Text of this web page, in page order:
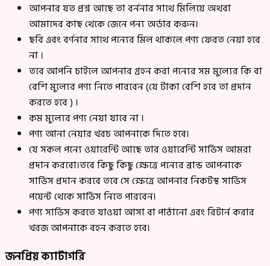
আপনার যত প্রশ্ন আছে তা বর্ননার সাথে মিলিয়ে অথবা
আমাদের কাছ থেকে জেনে পন্য অর্ডার করুন।
ছবি এবং বর্ণনার সাথে পন্যের মিল থাকলে পণ্য ফেরত নেয়া হবে
না ।
তবে আপনি চাইলে আপনার গ্রহন করা পন্যের সম মুল্যের কি বা
বেশি মুল্যের পণ্য নিতে পারবেন (যে টাকা বেশি হবে তা প্রদান
করতে হবে ) ।
কম মুল্যের পণ্য নেয়া যাবে না ।
পণ্য আনা নেয়ার খরচ আপনাকে দিতে হবে।
যে সকল পন্যে ওয়ারেন্টি আছে তার ওয়ারেন্টি সার্ভিস আমরা
প্রদান করবো।তবে কিছু কিছু ক্ষেত্রে পন্যের ব্রান্ড আপনাকে
সার্ভিস প্রদান করবে তবে সে ক্ষেত্রে আপনার নিকটস্থ সার্ভিস
পয়েন্ট থেকে সার্ভিস নিতে পারবেন।
পণ্য সার্ভিস করতে যাওয়া আসা বা পাঠানো এবং রিটার্ন করার
খরজ আপনাকে বহন করতে হবে।
জনপ্রিয় ক্যাটাগরি